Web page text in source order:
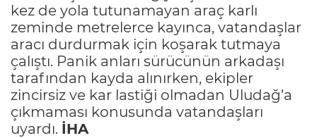
kez de yola tutunamayan araç karlı
zeminde metrelerce kayınca, vatandaşlar
aracı durdurmak için koşarak tutmaya
çalıştı. Panik anları sürücünün arkadaşı
tarafından kayda alınırken, ekipler
zincirsiz ve kar lastiği olmadan Uludağ’a
çıkmaması konusunda vatandaşları
uyardı. İHA